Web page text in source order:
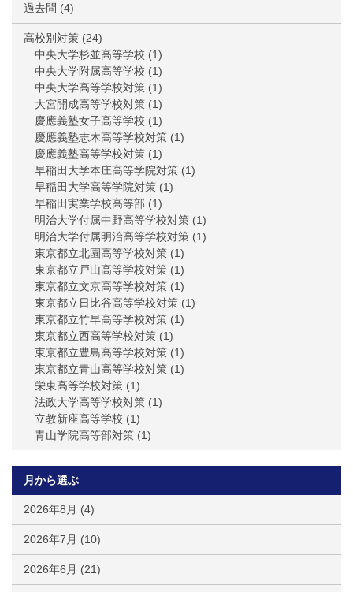
過去問 (4)
高校別対策 (24)
中央大学杉並高等学校 (1)
中央大学附属高等学校 (1)
中央大学高等学校対策 (1)
大宮開成高等学校対策 (1)
慶應義塾女子高等学校 (1)
慶應義塾志木高等学校対策 (1)
慶應義塾高等学校対策 (1)
早稲田大学本庄高等学院対策 (1)
早稲田大学高等学院対策 (1)
早稲田実業学校高等部 (1)
明治大学付属中野高等学校対策 (1)
明治大学付属明治高等学校対策 (1)
東京都立北園高等学校対策 (1)
東京都立戸山高等学校対策 (1)
東京都立文京高等学校対策 (1)
東京都立日比谷高等学校対策 (1)
東京都立竹早高等学校対策 (1)
東京都立西高等学校対策 (1)
東京都立豊島高等学校対策 (1)
東京都立青山高等学校対策 (1)
栄東高等学校対策 (1)
法政大学高等学校対策 (1)
立教新座高等学校 (1)
青山学院高等部対策 (1)
月から選ぶ
2026年8月 (4)
2026年7月 (10)
2026年6月 (21)